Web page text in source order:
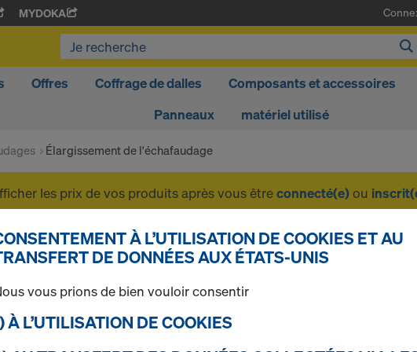
MYDOKA
Offres Coffrage de dalles Composants et accessoires
Panneaux
matériel utilisé
Élargissement de l'échafaudage
les prix de vos produits après vous êtreconnecté(e)ou
Élargissement de
1 produits trouvés
À L’UTILISATION DE COOKIES ET AU
DE DONNÉES AUX ÉTATS-UNIS
vous prions de bien vouloir consentir
À L’UTILISATION DE COOKIES